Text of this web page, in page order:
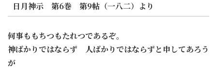
日月神示 第6巻 第9帖（一八二）より
何事ももちつもたれつであるぞ。
神ばかりではならず 人ばかりではならずと申してあろう
が